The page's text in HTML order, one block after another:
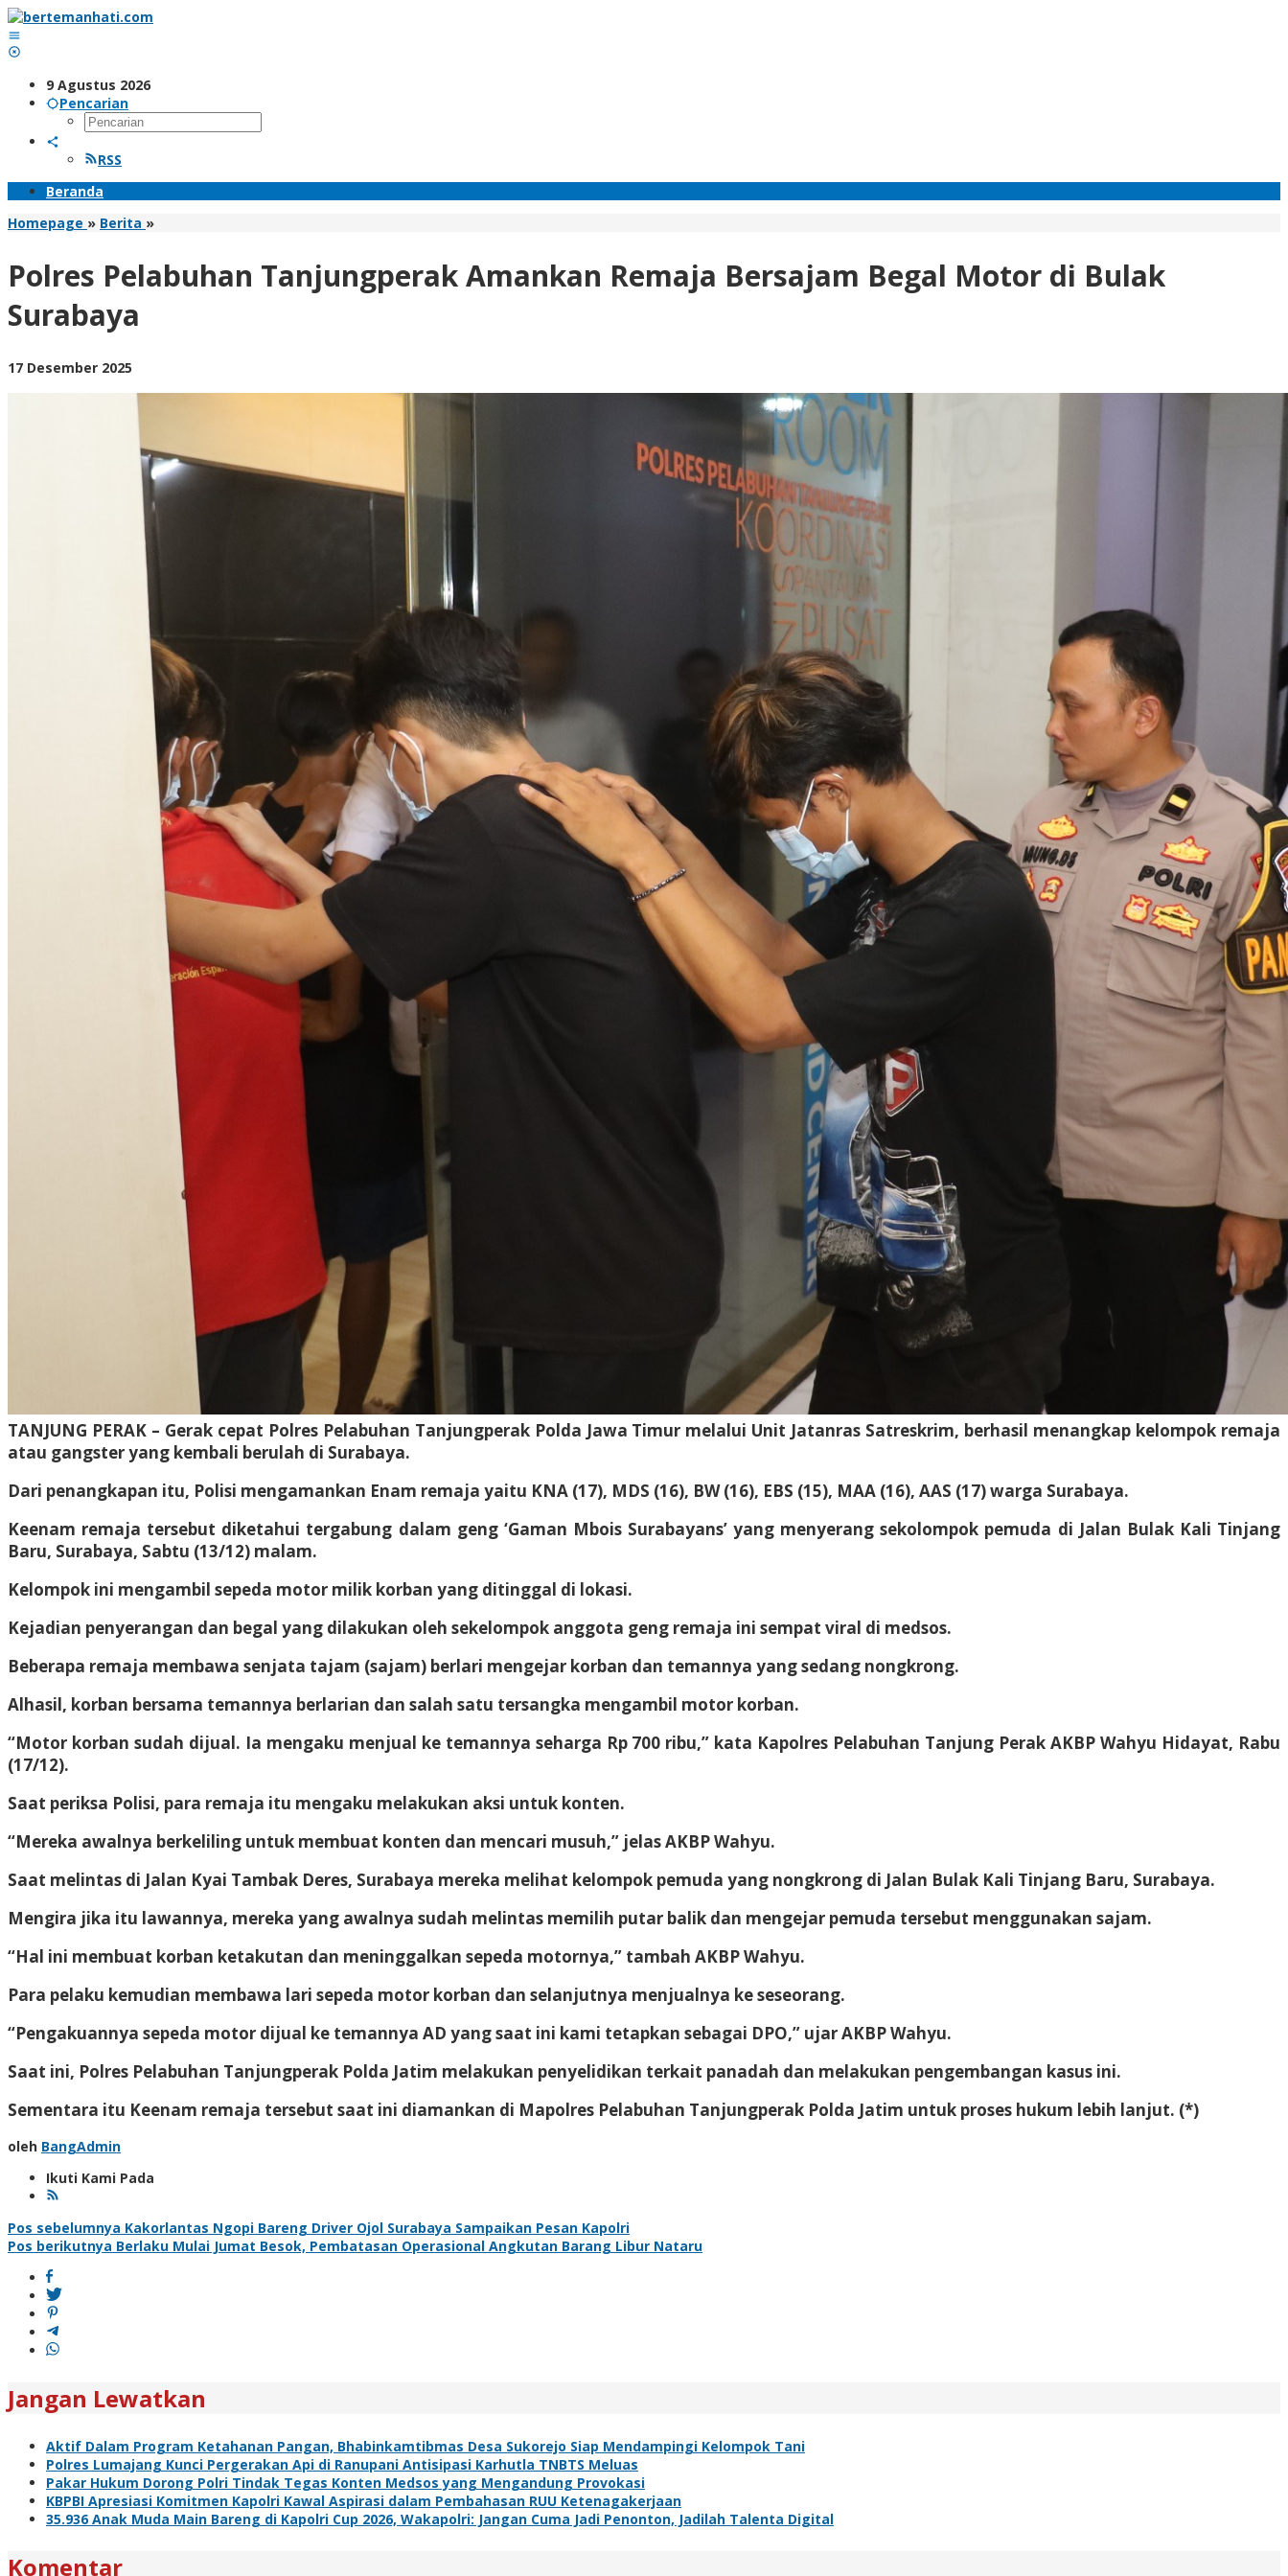
Lewati
ke
konten
9 Agustus 2026
Pencarian
RSS
Beranda
Homepage » Berita »Polres
Amankan
Polres Pelabuhan Tanjungperak Amankan Remaja Bersajam Begal Motor di Bulak
Surabaya
17 Desember 2025
TANJUNG PERAK – Gerak cepat Polres Pelabuhan Tanjungperak Polda Jawa Timur melalui Unit Jatanras Satreskrim, berhasil menangkap kelompok remaja
atau gangster yang kembali berulah di Surabaya.
Dari penangkapan itu, Polisi mengamankan Enam remaja yaitu KNA (17), MDS (16), BW (16), EBS (15), MAA (16), AAS (17) warga Surabaya.
Keenam remaja tersebut diketahui tergabung dalam geng ‘Gaman Mbois Surabayans’ yang menyerang sekolompok pemuda di Jalan Bulak Kali Tinjang
Baru, Surabaya, Sabtu (13/12) malam.
Kelompok ini mengambil sepeda motor milik korban yang ditinggal di lokasi.
Kejadian penyerangan dan begal yang dilakukan oleh sekelompok anggota geng remaja ini sempat viral di medsos.
Beberapa remaja membawa senjata tajam (sajam) berlari mengejar korban dan temannya yang sedang nongkrong.
Alhasil, korban bersama temannya berlarian dan salah satu tersangka mengambil motor korban.
“Motor korban sudah dijual. Ia mengaku menjual ke temannya seharga Rp 700 ribu,” kata Kapolres Pelabuhan Tanjung Perak AKBP Wahyu Hidayat, Rabu
(17/12).
Saat periksa Polisi, para remaja itu mengaku melakukan aksi untuk konten.
“Mereka awalnya berkeliling untuk membuat konten dan mencari musuh,” jelas AKBP Wahyu.
Saat melintas di Jalan Kyai Tambak Deres, Surabaya mereka melihat kelompok pemuda yang nongkrong di Jalan Bulak Kali Tinjang Baru, Surabaya.
Mengira jika itu lawannya, mereka yang awalnya sudah melintas memilih putar balik dan mengejar pemuda tersebut menggunakan sajam.
“Hal ini membuat korban ketakutan dan meninggalkan sepeda motornya,” tambah AKBP Wahyu.
Para pelaku kemudian membawa lari sepeda motor korban dan selanjutnya menjualnya ke seseorang.
“Pengakuannya sepeda motor dijual ke temannya AD yang saat ini kami tetapkan sebagai DPO,” ujar AKBP Wahyu.
Saat ini, Polres Pelabuhan Tanjungperak Polda Jatim melakukan penyelidikan terkait panadah dan melakukan pengembangan kasus ini.
Sementara itu Keenam remaja tersebut saat ini diamankan di Mapolres Pelabuhan Tanjungperak Polda Jatim untuk proses hukum lebih lanjut. (*)
oleh BangAdmin
Ikuti Kami Pada
Navigasi
pos
Pos sebelumnya Kakorlantas Ngopi Bareng Driver Ojol Surabaya Sampaikan Pesan Kapolri
Pos berikutnya Berlaku Mulai Jumat Besok, Pembatasan Operasional Angkutan Barang Libur Nataru
Jangan Lewatkan
Aktif Dalam Program Ketahanan Pangan, Bhabinkamtibmas Desa Sukorejo Siap Mendampingi Kelompok Tani
Polres Lumajang Kunci Pergerakan Api di Ranupani Antisipasi Karhutla TNBTS Meluas
Pakar Hukum Dorong Polri Tindak Tegas Konten Medsos yang Mengandung Provokasi
KBPBI Apresiasi Komitmen Kapolri Kawal Aspirasi dalam Pembahasan RUU Ketenagakerjaan
35.936 Anak Muda Main Bareng di Kapolri Cup 2026, Wakapolri: Jangan Cuma Jadi Penonton, Jadilah Talenta Digital
Komentar